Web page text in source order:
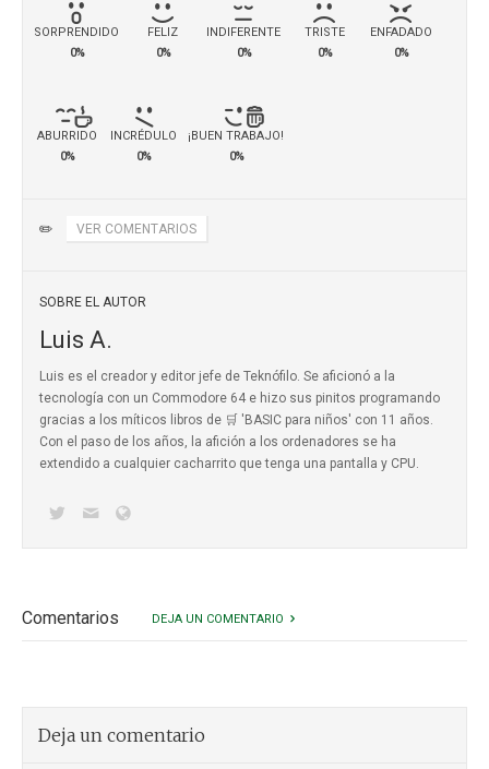
SORPRENDIDO
0%
FELIZ
0%
INDIFERENTE
0%
TRISTE
0%
ENFADADO
0%
ABURRIDO
0%
INCRÉDULO
0%
¡BUEN TRABAJO!
0%
✏️ VER COMENTARIOS
SOBRE EL AUTOR
Luis A.
Luis es el creador y editor jefe de Teknófilo. Se aficionó a la
tecnología con un Commodore 64 e hizo sus pinitos programando
gracias a los míticos libros de 🛒 'BASIC para niños' con 11 años.
Con el paso de los años, la afición a los ordenadores se ha
extendido a cualquier cacharrito que tenga una pantalla y CPU.
Comentarios DEJA UN COMENTARIO
Deja un comentario